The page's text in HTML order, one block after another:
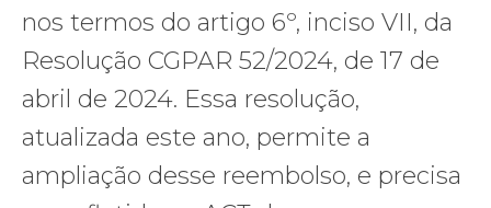
nos termos do artigo 6º, inciso VII, da
Resolução CGPAR 52/2024, de 17 de
abril de 2024. Essa resolução,
atualizada este ano, permite a
ampliação desse reembolso, e precisa